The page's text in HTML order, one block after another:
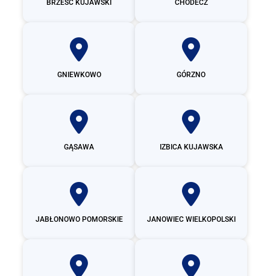
BRZEŚĆ KUJAWSKI CHODECZ
GNIEWKOWO GÓRZNO
GĄSAWA IZBICA KUJAWSKA
JABŁONOWO POMORSKIE JANOWIEC WIELKOPOLSKI